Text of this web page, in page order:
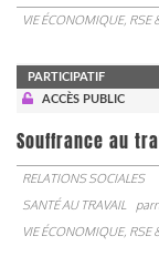
VIE ÉCONOMIQUE, RSE
PARTICIPATIF
ACCÈS PUBLIC
Souffrance au
RELATIONS SOCIALES
SANTÉ AU TRAVAIL
VIE ÉCONOMIQUE, RSE